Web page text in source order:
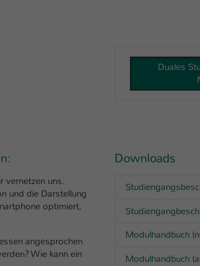
Duales
vernetzen uns.
und die Darstellung
optimiert,
angesprochen
Wie kann ein
Downloads
Modulhandbuch
Modulhandbuch